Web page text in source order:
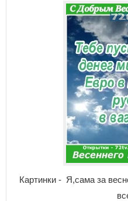
Картинки - Я,сама за